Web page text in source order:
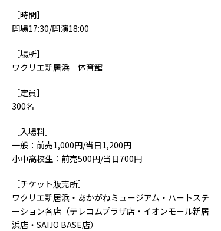
［時間］
開場17:30/開演18:00
［場所］
ワクリエ新居浜 体育館
［定員］
300名
［入場料］
一般：前売1,000円/当日1,200円
小中高校生：前売500円/当日700円
［チケット販売所］
ワクリエ新居浜・あかがねミュージアム・ハートステ
ーション各店（テレコムプラザ店・イオンモール新居
浜店・SAIJO BASE店）